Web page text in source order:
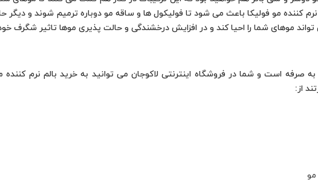
کننده مو فولیکا باعث می شود تا فولیکول ها و ساقه مو دوباره ترمیم شوند و دیگر
تواند موهای شما را احیا کند و در افزایش درخشندگی و حالت پذیری موها تاثیر شگرف خود
است و شما در فروشگاه اینترنتی لاکوجان می توانید به خرید بالم نرم کننده
از: